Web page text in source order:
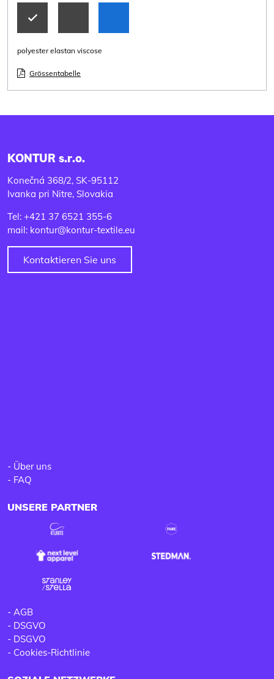
polyester elastan viscose
Grössentabelle
KONTUR s.r.o.
Konečná 368/2, SK-95112
Ivanka pri Nitre, Slovakia
Tel: +421 37 6521 355-6
mail: kontur@kontur-textile.eu
Kontaktieren Sie uns
- Über uns
- FAQ
UNSERE PARTNER
- AGB
- DSGVO
- DSGVO
- Cookies-Richtlinie